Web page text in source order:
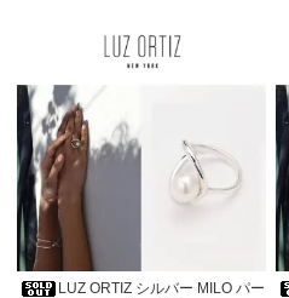
LUZ ORTIZ シルバー MILO パー